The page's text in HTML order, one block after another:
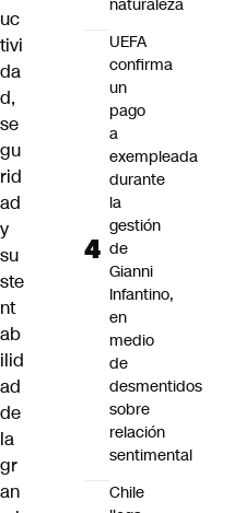
uc
tivi
da
d,
se
gu
rid
ad
y
su
ste
nt
ab
ilid
ad
de
la
gr
an
naturaleza
UEFA
confirma
un
pago
a
exempleada
durante
la
gestión
de
Gianni
Infantino,
en
medio
de
desmentidos
sobre
relación
sentimental
Chile